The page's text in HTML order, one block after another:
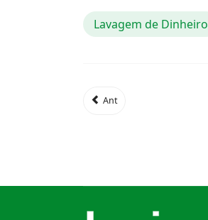
Lavagem de Dinheiro
Ant